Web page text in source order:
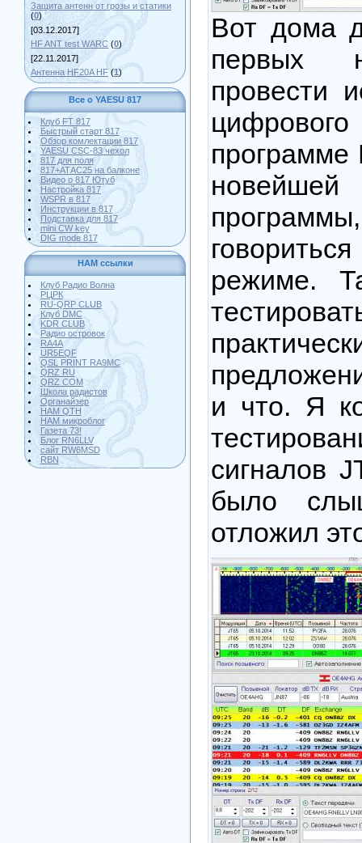
Защита антенн от грозы и статики
(0)
[03.12.2017]
HF ANT test WARC (0)
[22.11.2017]
Антенна HF20A HF (1)
Все о YAESU 817
Клуб FT 817
Быстрый старт 817
Обзор комлектации 817
YAESU CSC-83 чехол
817 для поля
817+АТАС25 на балконе
Видео о 817 Ютуб
Настройка 817
WSPR в 817
Инструкции в 817
Подставка для 817
mini CW key
DIG mode 817
HAM ссылки
Клуб Радио Волна
РЦРК
RU-QRP CLUB
Клуб DMC
KDR CLUB
Радио островок
RA4A
UR5EQF
QSL PRINT RA9MC
QRZ RU
QRZ COM
Школа радистов
Органайзер
HAM QTH
HAM микроблог
Газета 73!
Блог RN6LLV
сайт RW6MSD
RBN
Вот дома
первых
провести
программе
режиме.
и что. Я
сигналов
было
отложил